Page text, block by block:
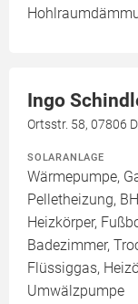
Ingo
Ortsstr. 58, 07806
SOLARANLAGE
Wärmepumpe,
Pelletheizung,
Heizkörper,
Badezimmer,
Flüssiggas,
Umwälzpumpe